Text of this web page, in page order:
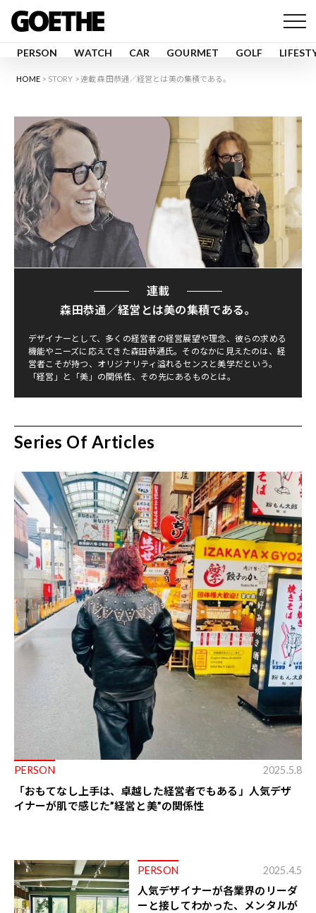
PERSON WATCH CAR GOURMET GOLF
HOME STORY 連載 森田恭通／経営とは美の集積である。
連載
森田恭通／経営とは美の集積である。
デザイナーとして、多くの経営者の経営展望や理念、彼らの求める
機能やニーズに応えてきた森田恭通氏。そのなかに見えたのは、経
営者こそが持つ、オリジナリティ溢れるセンスと美学だという。
「経営」と「美」の関係性、その先にあるものとは。
Series Of Articles
PERSON 2025.5.8
「おもてなし上手は、卓越した経営者でもある」人気デザ
イナーが肌で感じた”経営と美”の関係性
PERSON 2025.4.5
人気デザイナーが各業界のリーダ
ーと接してわかった、メンタルが